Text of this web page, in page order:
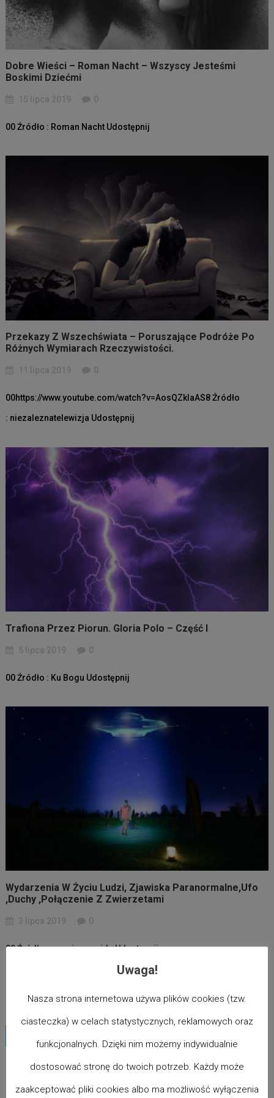
Dobre Wieści – Roman Nacht – Wszyscy Jesteśmi
Boskimi Dziećmi
15 lipca 2019 0
00 Źródło : Roman Nacht Udostępnij
Przekazy Z Wszechświata – Poruszające Podróże Po
Różnych Wymiarach Rzeczywistości.
11 lipca 2019 0
00https://www.youtube.com/watch?v=AosQZkIaAS8 Źródło
: niezaleznatelewizja Udostępnij
Trafiona Przez Piorun. Gloria Polo – Część I
5 lipca 2019 0
00 Źródło : Ku Bogu Udostępnij
Wydarzenia W Życiu Ludzi, Zjawiska Paranormalne,ufo
,duchy ,połączenie Z Zwierzetami
3 lipca 2019 0
00 Źródło : aron jasnowidz Udostępnij
Udostępnij
Uwaga!
Nasza strona internetowa używa plików cookies (tzw.
ciasteczka) w celach statystycznych, reklamowych oraz
funkcjonalnych. Dzięki nim możemy indywidualnie
dostosować stronę do twoich potrzeb. Każdy może
zaakceptować pliki cookies albo ma możliwość wyłączenia